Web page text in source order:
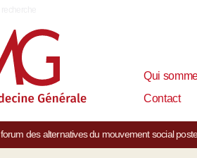
Qui
Contact
forum des alternatives du mouvement social